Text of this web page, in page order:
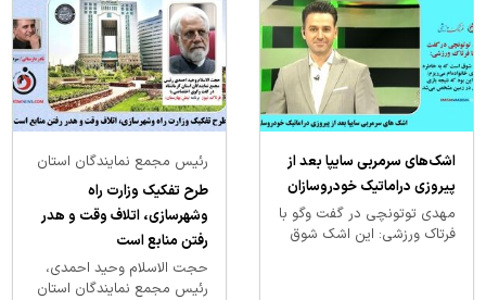
اشک‌های سرمربی سایپا بعد از
پیروزی دراماتیک خودروسازان
مهدی‌ توتونچی در گفت وگو با
فرتاک ورزشی: این اشک شوق
رئیس مجمع نمایندگان استان
کرمانشاه در گفت وگوی
اختصاصی با فرتاک نیوز
طرح تفکیک وزارت راه
وشهرسازی، اتلاف وقت و هدر
رفتن منابع است
حجت الاسلام وحید احمدی،
رئیس مجمع نمایندگان استان